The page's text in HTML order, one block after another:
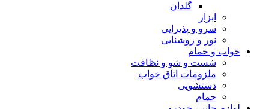
گلدان
ابزار
سرو و پذیرایی
نور و روشنایی
خواب و حمام
شست و شو و نظافت
ملزومات اتاق خواب
دستشویی
حمام